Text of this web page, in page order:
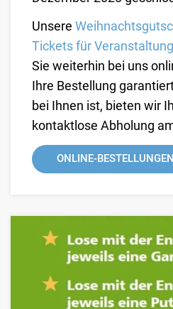
Unsere
Tickets für
Sie weiterhin bei uns
Ihre Bestellung
bei Ihnen ist, bieten wir
kontaktlose Abholung
ONLINE-